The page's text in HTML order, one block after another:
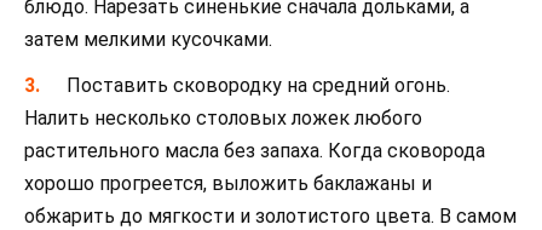
блюдо. Нарезать синенькие сначала дольками, а
затем мелкими кусочками.
Поставить сковородку на средний огонь.
Налить несколько столовых ложек любого
растительного масла без запаха. Когда сковорода
хорошо прогреется, выложить баклажаны и
обжарить до мягкости и золотистого цвета. В самом